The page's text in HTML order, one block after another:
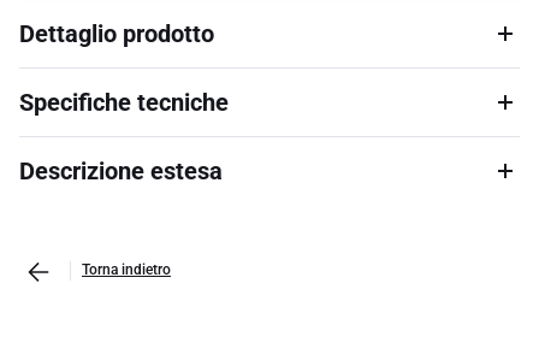
Dettaglio prodotto
Specifiche tecniche
Descrizione estesa
Torna indietro